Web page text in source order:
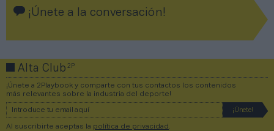
¡Únete a la conversación!
Alta Club2P
¡Únete a 2Playbook y comparte con tus contactos los contenidos
más relevantes sobre la industria del deporte!
Al suscribirte aceptas la política de privacidad